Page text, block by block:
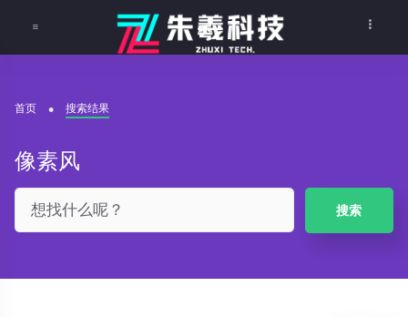
首页 搜索结果
像素风
搜索